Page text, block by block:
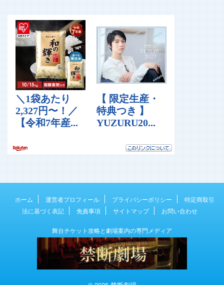
ホーム 運営者プロフィール プライバシーポリシー
特定商取引
法に基づく表記
免責事項 サイトマップ お問い合わせ
舞台チケット攻略と劇場案内の専門メディア